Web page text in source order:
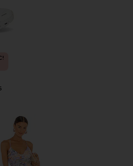
BLYTHE